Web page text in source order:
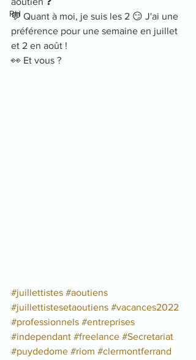
RH
💬 Quant à moi, je suis les 2 😏 J'ai une
préférence pour une semaine en juillet
et 2 en août !
👀 Et vous ?
#juillettistes #aoutiens
#juillettistesetaoutiens #vacances2022
#professionnels #entreprises
#independant #freelance #Secretariat
#puydedome #riom #clermontferrand